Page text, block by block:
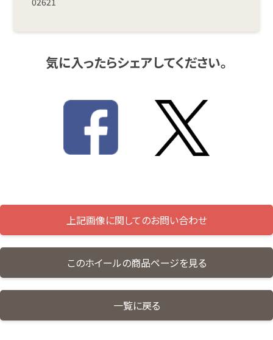
気に入ったらシェアしてください。
上記画像に関してのお問い合わせ
このホイールの商品ページを見る
一覧に戻る